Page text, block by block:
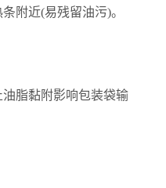
近(易残留油污)。
脂黏附影响包装袋输